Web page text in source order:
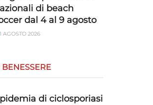
di beach
dal 4 al 9 agosto
AGOSTO 2026
BENESSERE
di ciclosporiasi